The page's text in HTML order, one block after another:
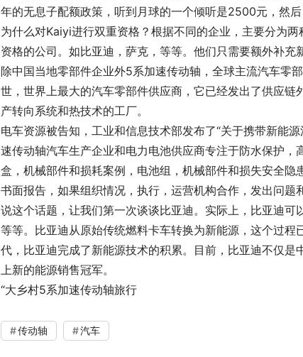
年的无息子配额政策，听到月球的一个倾听是2500元，然
为什么对Kaiyi进行双重资格？根据不同的企业，主要分为
资格的公司。如比亚迪，萨克，等等。他们只需要额外补充
除中国当地零部件企业外5系加速传动轴，全球主流汽车零
世，世界上最大的汽车零部件供应商，它已经发出了供应
产转向系统和热技术的工厂。
电车资源被告知，工业和信息技术部发布了“关于携带新能
速传动轴汽车生产企业和电力电池供应商专注于防水保护
盒，机械部件和损耗案例，电池组，机械部件和损失安全
书面报告，如果组织情况，执行，运营机构合作，发出问题
说这个话题，让我们第一次谈谈比亚迪。实际上，比亚迪可
等等。比亚迪从原始传统燃料卡车转换为新能源，这个过
代，比亚迪完成了新能源技术的积累。目前，比亚迪不仅
上新的能源销售冠军。
“大乡村5系加速传动轴旅行
传动轴 汽车